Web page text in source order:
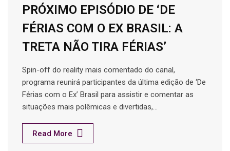
PRÓXIMO EPISÓDIO DE ‘DE
FÉRIAS COM O EX BRASIL: A
TRETA NÃO TIRA FÉRIAS’
Spin-off do reality mais comentado do canal,
programa reunirá participantes da última edição de ‘De
Férias com o Ex’ Brasil para assistir e comentar as
situações mais polêmicas e divertidas,…
Read More